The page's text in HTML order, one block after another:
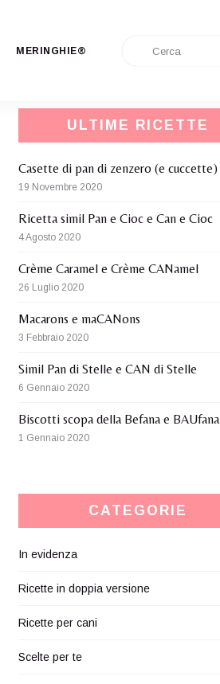
MERINGHIE®
nostri cani.
ULTIME RICETTE
Casette di pan di zenzero (e cuccette)
19 Novembre 2020
Ricetta simil Pan e Cioc e Can e Cioc
4 Agosto 2020
Crème Caramel e Crème CANamel
26 Luglio 2020
Macarons e maCANons
3 Febbraio 2020
Simil Pan di Stelle e CAN di Stelle
6 Gennaio 2020
Biscotti scopa della Befana e BAUfana
1 Gennaio 2020
CATEGORIE
In evidenza
Ricette in doppia versione
Ricette per cani
Scelte per te